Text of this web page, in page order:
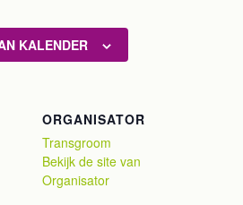
KALENDER
ORGANISATOR
Transgroom
Bekijk de site van
Organisator